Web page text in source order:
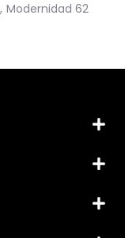
, Modernidad 62